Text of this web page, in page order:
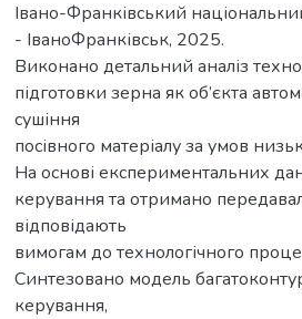
Івано-Франківський
- ІваноФранківськ, 2025.
Виконано детальний аналіз
підготовки зерна як об’єкта
сушіння
посівного матеріалу за умов
На основі експериментальних
керування та отримано
відповідають
вимогам до технологічного
Синтезовано модель
керування,